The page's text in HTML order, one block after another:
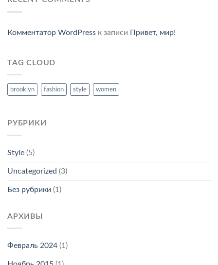
Комментатор WordPress к записи Привет, мир!
TAG CLOUD
brooklyn fashion style women
РУБРИКИ
Style (5)
Uncategorized (3)
Без рубрики (1)
АРХИВЫ
Февраль 2024 (1)